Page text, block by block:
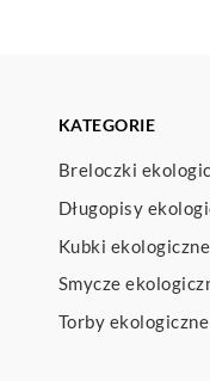
KATEGORIE
Breloczki
Długopisy
Kubki ekologiczne
Smycze
Torby ekologiczne